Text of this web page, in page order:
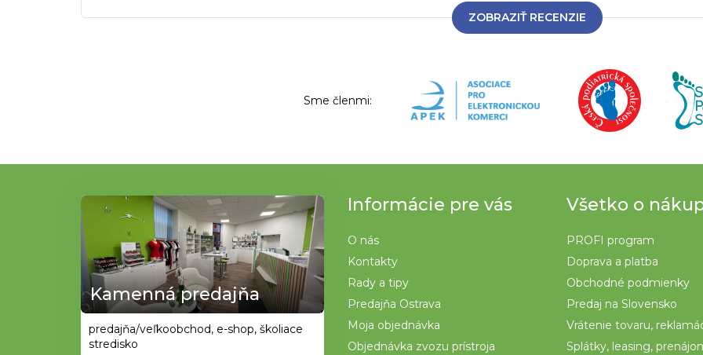
ZOBRAZIŤ RECENZIE
Sme členmi:
Informácie pre vás
O nás
Kontakty
Rady a tipy
Predajňa Ostrava
Moja objednávka
Objednávka zvozu prístroja
Všetko o
PROFI program
Doprava a platba
Obchodné podmienky
Predaj na Slovensko
Vrátenie tovaru,
Splátky, leasing,
Kamenná predajňa
predajňa/veľkoobchod, e-shop, školiace
stredisko